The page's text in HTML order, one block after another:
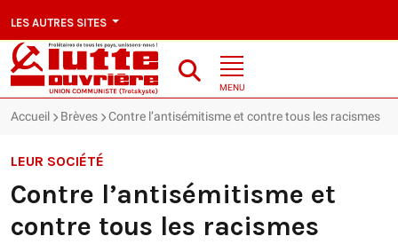
LES AUTRES SITES
MENU
Accueil Brèves Contre l’antisémitisme et contre tous les racismes
LEUR SOCIÉTÉ
Contre l’antisémitisme et
contre tous les racismes